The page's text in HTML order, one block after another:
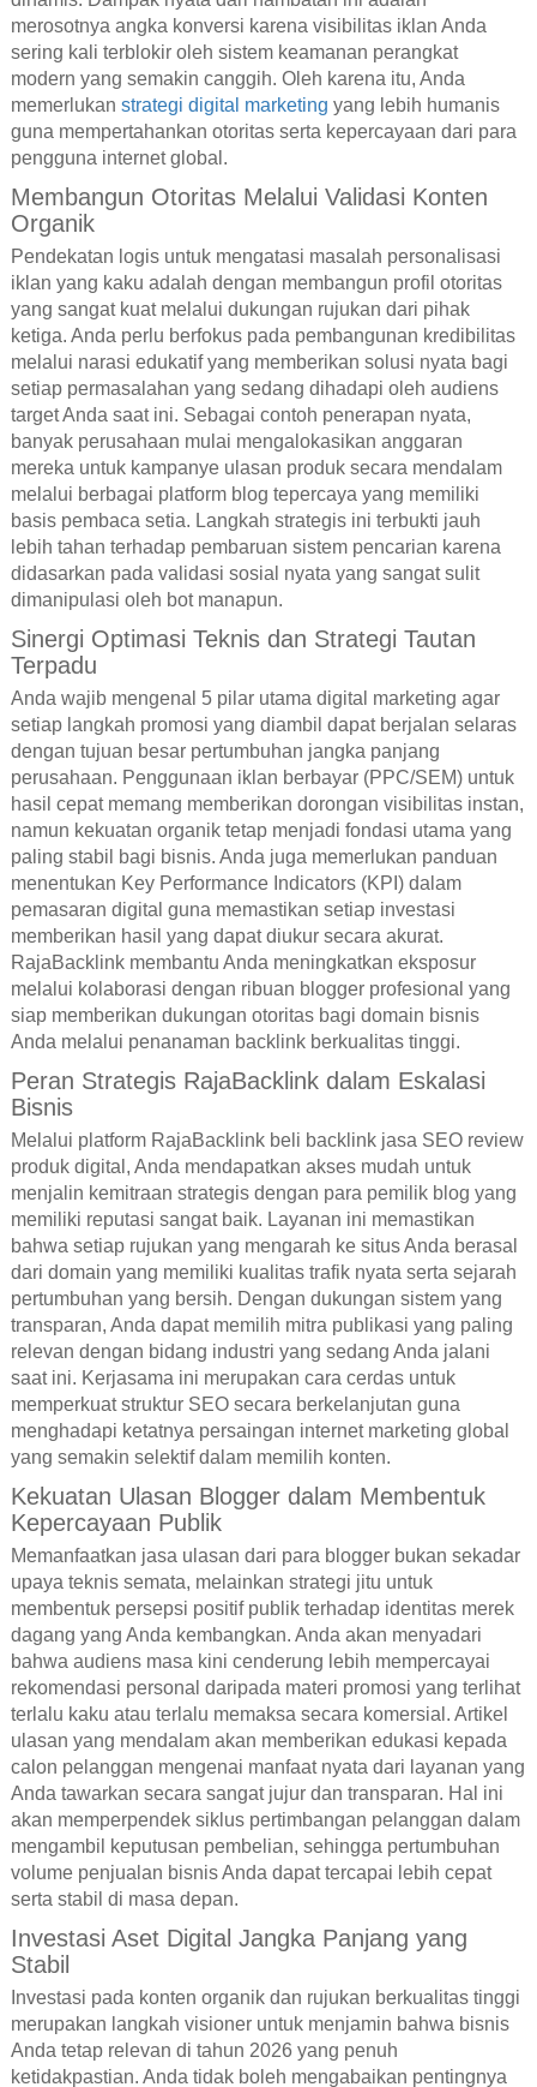
merosotnya angka konversi karena visibilitas iklan Anda
sering kali terblokir oleh sistem keamanan perangkat
modern yang semakin canggih. Oleh karena itu, Anda
memerlukan strategi digital marketing yang lebih humanis
guna mempertahankan otoritas serta kepercayaan dari para
pengguna internet global.
Membangun Otoritas Melalui Validasi Konten
Organik
Pendekatan logis untuk mengatasi masalah personalisasi
iklan yang kaku adalah dengan membangun profil otoritas
yang sangat kuat melalui dukungan rujukan dari pihak
ketiga. Anda perlu berfokus pada pembangunan kredibilitas
melalui narasi edukatif yang memberikan solusi nyata bagi
setiap permasalahan yang sedang dihadapi oleh audiens
target Anda saat ini. Sebagai contoh penerapan nyata,
banyak perusahaan mulai mengalokasikan anggaran
mereka untuk kampanye ulasan produk secara mendalam
melalui berbagai platform blog tepercaya yang memiliki
basis pembaca setia. Langkah strategis ini terbukti jauh
lebih tahan terhadap pembaruan sistem pencarian karena
didasarkan pada validasi sosial nyata yang sangat sulit
dimanipulasi oleh bot manapun.
Sinergi Optimasi Teknis dan Strategi Tautan
Terpadu
Anda wajib mengenal 5 pilar utama digital marketing agar
setiap langkah promosi yang diambil dapat berjalan selaras
dengan tujuan besar pertumbuhan jangka panjang
perusahaan. Penggunaan iklan berbayar (PPC/SEM) untuk
hasil cepat memang memberikan dorongan visibilitas instan,
namun kekuatan organik tetap menjadi fondasi utama yang
paling stabil bagi bisnis. Anda juga memerlukan panduan
menentukan Key Performance Indicators (KPI) dalam
pemasaran digital guna memastikan setiap investasi
memberikan hasil yang dapat diukur secara akurat.
RajaBacklink membantu Anda meningkatkan eksposur
melalui kolaborasi dengan ribuan blogger profesional yang
siap memberikan dukungan otoritas bagi domain bisnis
Anda melalui penanaman backlink berkualitas tinggi.
Peran Strategis RajaBacklink dalam Eskalasi
Bisnis
Melalui platform RajaBacklink beli backlink jasa SEO review
produk digital, Anda mendapatkan akses mudah untuk
menjalin kemitraan strategis dengan para pemilik blog yang
memiliki reputasi sangat baik. Layanan ini memastikan
bahwa setiap rujukan yang mengarah ke situs Anda berasal
dari domain yang memiliki kualitas trafik nyata serta sejarah
pertumbuhan yang bersih. Dengan dukungan sistem yang
transparan, Anda dapat memilih mitra publikasi yang paling
relevan dengan bidang industri yang sedang Anda jalani
saat ini. Kerjasama ini merupakan cara cerdas untuk
memperkuat struktur SEO secara berkelanjutan guna
menghadapi ketatnya persaingan internet marketing global
yang semakin selektif dalam memilih konten.
Kekuatan Ulasan Blogger dalam Membentuk
Kepercayaan Publik
Memanfaatkan jasa ulasan dari para blogger bukan sekadar
upaya teknis semata, melainkan strategi jitu untuk
membentuk persepsi positif publik terhadap identitas merek
dagang yang Anda kembangkan. Anda akan menyadari
bahwa audiens masa kini cenderung lebih mempercayai
rekomendasi personal daripada materi promosi yang terlihat
terlalu kaku atau terlalu memaksa secara komersial. Artikel
ulasan yang mendalam akan memberikan edukasi kepada
calon pelanggan mengenai manfaat nyata dari layanan yang
Anda tawarkan secara sangat jujur dan transparan. Hal ini
akan memperpendek siklus pertimbangan pelanggan dalam
mengambil keputusan pembelian, sehingga pertumbuhan
volume penjualan bisnis Anda dapat tercapai lebih cepat
serta stabil di masa depan.
Investasi Aset Digital Jangka Panjang yang
Stabil
Investasi pada konten organik dan rujukan berkualitas tinggi
merupakan langkah visioner untuk menjamin bahwa bisnis
Anda tetap relevan di tahun 2026 yang penuh
ketidakpastian. Anda tidak boleh mengabaikan pentingnya